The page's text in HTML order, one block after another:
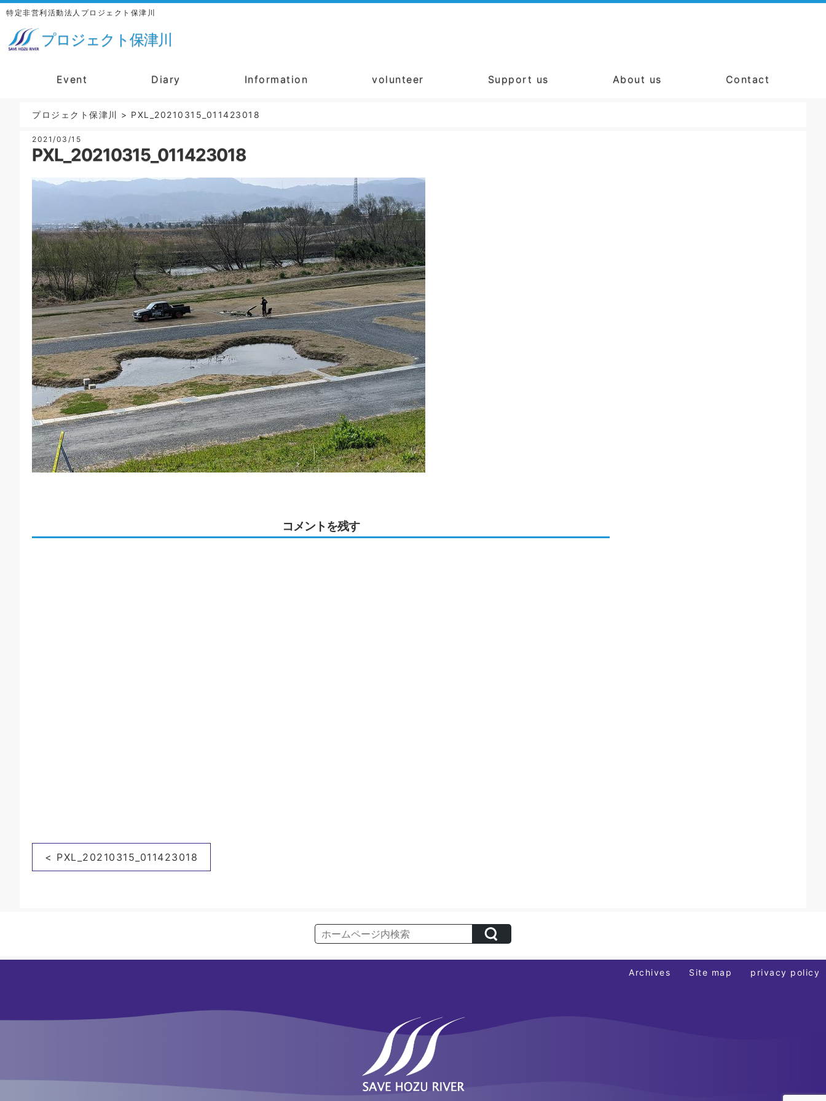
特定非営利活動法人プロジェクト保津川
プロジェクト保津川
Event Diary Information volunteer Support us About us Contact
プロジェクト保津川 > PXL_20210315_011423018
2021/03/15
PXL_20210315_011423018
コメントを残す
稿
シ
< PXL_20210315_011423018
Archives Site map privacy policy